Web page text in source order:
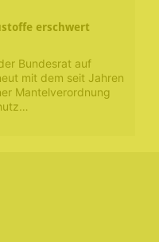
erschwert
Bundesrat auf
mit dem seit Jahren
Mantelverordnung